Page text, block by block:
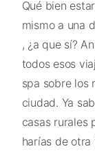
Qué bien
mismo a una
, ¿a que sí?
todos esos
spa sobre los
ciudad. Ya
casas rurales
harías de